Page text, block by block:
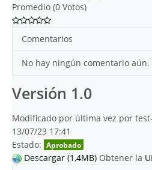
Promedio (0 Votos)
Comentarios
No hay ningún comentario aún.
Versión 1.0
Modificado por última vez por
13/07/23 17:41
Estado: Aprobado
Descargar (1,4MB) Obtener la